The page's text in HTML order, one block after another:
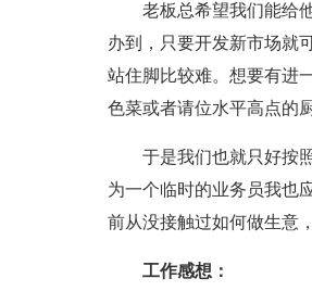
老板总希望我们能给他
办到，只要开发新市场就
站住脚比较难。想要有进
色菜或者请位水平高点的
于是我们也就只好按照
为一个临时的业务员我也
前从没接触过如何做生意
工作感想：